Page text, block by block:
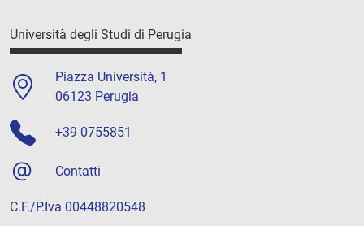
Università degli Studi di Perugia
Piazza Università, 1
06123 Perugia
+39 0755851
Contatti
C.F./P.Iva 00448820548